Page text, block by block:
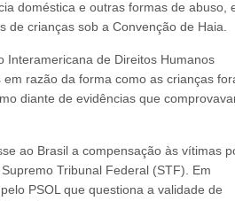
doméstica e outras formas de abuso,
crianças sob a Convenção de Haia.
Interamericana de Direitos Humanos
razão da forma como as crianças
diante de evidências que
ao Brasil a compensação às vítimas
Tribunal Federal (STF). Em
PSOL que questiona a validade de